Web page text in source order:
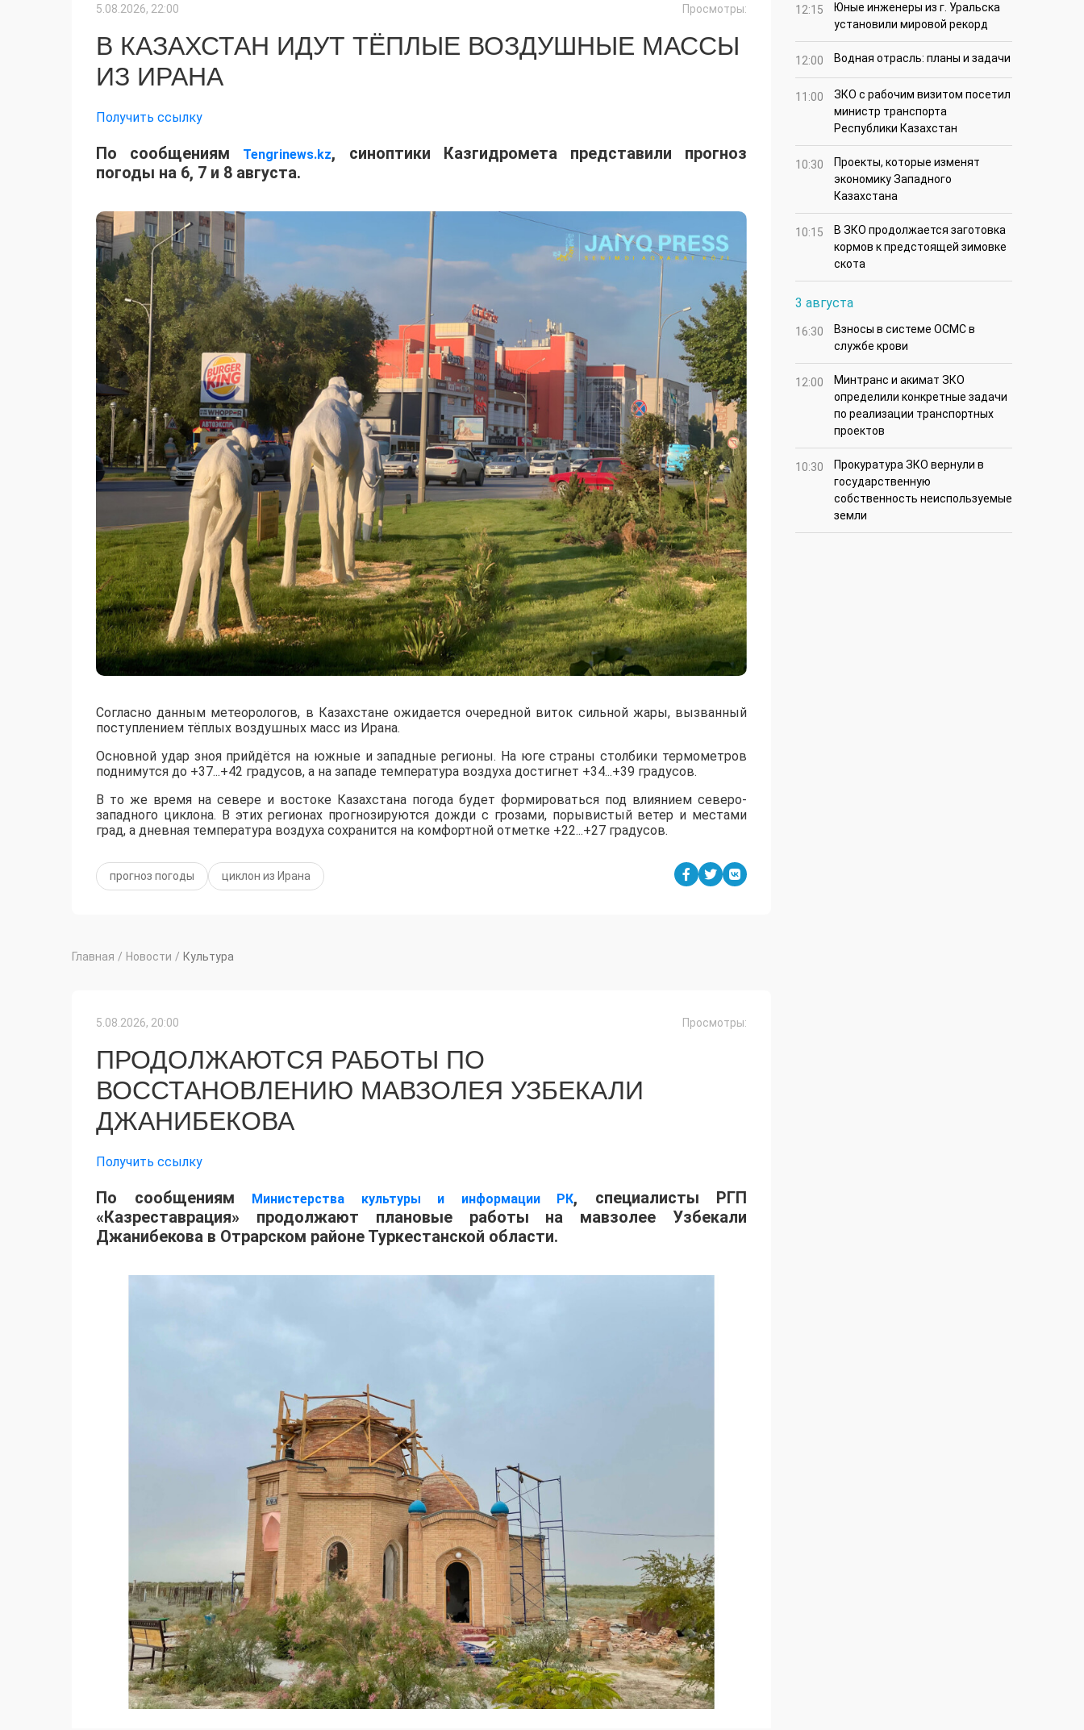
5.08.2026, 22:00 Просмотры:
В КАЗАХСТАН ИДУТ ТЁПЛЫЕ ВОЗДУШНЫЕ МАССЫ
ИЗ ИРАНА
Получить ссылку
По сообщениям Tengrinews.kz, синоптики Казгидромета представили прогноз
погоды на 6, 7 и 8 августа.
Согласно данным метеорологов, в Казахстане ожидается очередной виток сильной жары, вызванный
поступлением тёплых воздушных масс из Ирана.
​Основной удар зноя прийдётся на южные и западные регионы. На юге страны столбики термометров
поднимутся до +37...+42 градусов, а на западе температура воздуха достигнет +34...+39 градусов.
​В то же время на севере и востоке Казахстана погода будет формироваться под влиянием северо-
западного циклона. В этих регионах прогнозируются дожди с грозами, порывистый ветер и местами
град, а дневная температура воздуха сохранится на комфортной отметке +22...+27 градусов.
прогноз погоды циклон из Ирана
Главная / Новости / Культура
5.08.2026, 20:00 Просмотры:
ПРОДОЛЖАЮТСЯ РАБОТЫ ПО
ВОССТАНОВЛЕНИЮ МАВЗОЛЕЯ УЗБЕКАЛИ
ДЖАНИБЕКОВА
Получить ссылку
По сообщениям Министерства культуры и информации РК, специалисты РГП
«Казреставрация» продолжают плановые работы на мавзолее Узбекали
Джанибекова в Отрарском районе Туркестанской области.
12:15
Юные инженеры из г. Уральска
установили мировой рекорд
12:00 Водная отрасль: планы и задачи
11:00
ЗКО с рабочим визитом посетил
министр транспорта
Республики Казахстан
10:30
Проекты, которые изменят
экономику Западного
Казахстана
10:15
В ЗКО продолжается заготовка
кормов к предстоящей зимовке
скота
3 августа
16:30
Взносы в системе ОСМС в
службе крови
12:00
Минтранс и акимат ЗКО
определили конкретные задачи
по реализации транспортных
проектов
10:30
Прокуратура ЗКО вернули в
государственную
собственность неиспользуемые
земли